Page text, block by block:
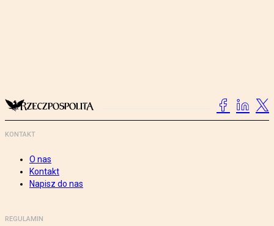
KONTAKT
O nas
Kontakt
Napisz do nas
REGULAMIN